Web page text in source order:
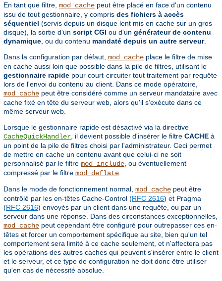
En tant que filtre, mod_cache peut être placé en face d'un contenu
issu de tout gestionnaire, y compris des fichiers à accès
séquentiel (servis depuis un disque lent mis en cache sur un gros
disque), la sortie d'un script CGI ou d'un générateur de contenu
dynamique , ou du contenu mandaté depuis un autre serveur.
Dans la configuration par défaut, mod_cache place le filtre de mise
en cache aussi loin que possible dans la pile de filtres, utilisant le
gestionnaire rapide pour court-circuiter tout traitement par requête
lors de l'envoi du contenu au client. Dans ce mode opératoire,
mod_cache peut être considéré comme un serveur mandataire avec
cache fixé en tête du serveur web, alors qu'il s'exécute dans ce
même serveur web.
Lorsque le gestionnaire rapide est désactivé via la directive
CacheQuickHandler , il devient possible d'insérer le filtre CACHE à
un point de la pile de filtres choisi par l'administrateur. Ceci permet
de mettre en cache un contenu avant que celui-ci ne soit
personnalisé par le filtre mod_include , ou éventuellement
compressé par le filtre mod_deflate
Dans le mode de fonctionnement normal, mod_cache peut être
contrôlé par les en-têtes Cache-Control (RFC 2616) et Pragma
(RFC 2616) envoyés par un client dans une requête, ou par un
serveur dans une réponse. Dans des circonstances exceptionnelles,
mod_cache peut cependant être configuré pour outrepasser ces en-
têtes et forcer un comportement spécifique au site, bien qu'un tel
comportement sera limité à ce cache seulement, et n'affectera pas
les opérations des autres caches qui peuvent s'insérer entre le client
et le serveur, et ce type de configuration ne doit donc être utiliser
qu'en cas de nécessité absolue.